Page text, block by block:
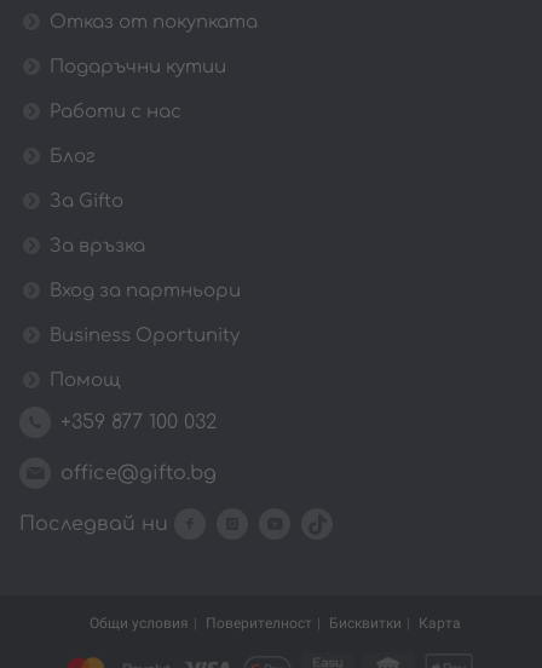
Отказ от покупката
Подаръчни кутии
Работи с нас
Блог
За Gifto
За връзка
Вход за партньори
Business Oportunity
Помощ
+359 877 100 032
office@gifto.bg
Последвай ни
Общи условия Поверителност Бисквитки Карта